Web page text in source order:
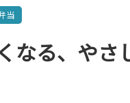
当
なる、や